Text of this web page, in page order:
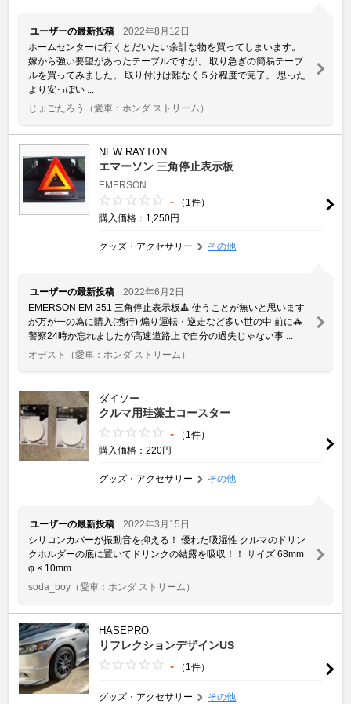
ユーザーの最新投稿
2022年8月12日
ホームセンターに行くとだいたい余計な物を買ってしまいます。
嫁から強い要望があったテーブルですが、 取り急ぎの簡易テーブ
ルを買ってみました。 取り付けは難なく５分程度で完了。 思った
より安っぽい ...
じょごたろう
（愛車：ホンダ ストリーム）
NEW RAYTON
エマーソン 三角停止表示板
EMERSON
-
（1件）
購入価格：1,250円
グッズ・アクセサリー その他
ユーザーの最新投稿
2022年6月2日
EMERSON EM-351 三角停止表示板🔺 使うことが無いと思います
が万が一の為に購入(携行) 煽り運転・逆走など多い世の中 前に🚓
警察24時か忘れましたが高速道路上で自分の過失じゃない事 ...
オデスト
（愛車：ホンダ ストリーム）
ダイソー
クルマ用珪藻土コースター
-
（1件）
購入価格：220円
グッズ・アクセサリー その他
ユーザーの最新投稿
2022年3月15日
シリコンカバーが振動音を抑える！ 優れた吸湿性 クルマのドリン
クホルダーの底に置いてドリンクの結露を吸収！！ サイズ 68mm
φ × 10mm
soda_boy （愛車：ホンダ ストリーム）
HASEPRO
リフレクションデザインUS
- （1件）
グッズ・アクセサリー その他